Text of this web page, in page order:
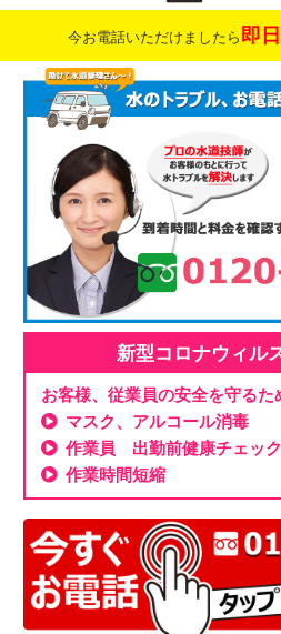
今お電話いただけましたら 即
新型コロナウィル
お客様、従業員の安全を守るた
マスク、アルコール消毒
作業員 出勤前健康チェック
作業時間短縮